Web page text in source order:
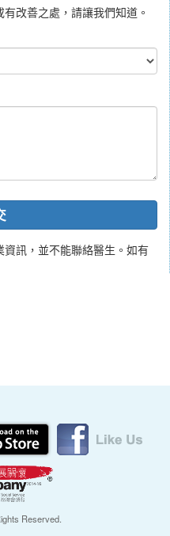
改善之處，請讓我們知道。
訊，並不能聯絡醫生。如有
Reserved.